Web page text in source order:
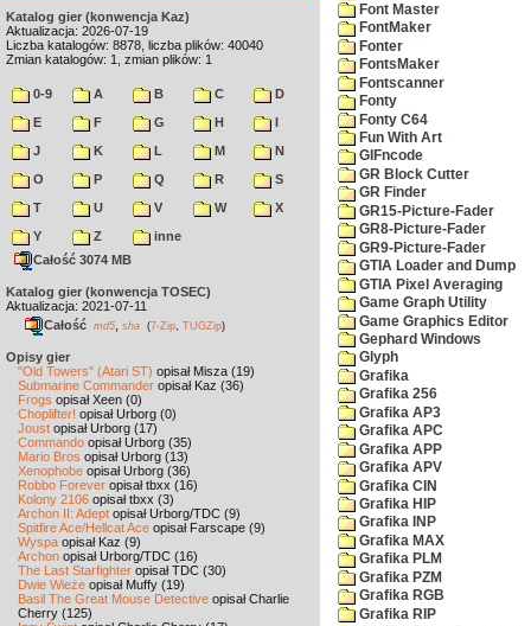
Katalog gier (konwencja Kaz)
Aktualizacja: 2026-07-19
Liczba katalogów: 8878, liczba plików: 40040
Zmian katalogów: 1, zmian plików: 1
0-9 A B C
D
E
F G H
I
J
K L M
N
O
P Q R
S
T
U V W
X
Y
Z
inne
Całość 3074 MB
Katalog gier (konwencja TOSEC)
Aktualizacja: 2021-07-11
Całość md5 sha (7-Zip TUGZip)
Opisy gier
"Old Towers" (Atari ST) opisał Misza (19)
Submarine Commander opisał Kaz (36)
Frogs opisał Xeen (0)
Choplifter! opisał Urborg (0)
Joust opisał Urborg (17)
Commando opisał Urborg (35)
Mario Bros opisał Urborg (13)
Xenophobe opisał Urborg (36)
Robbo Forever opisał tbxx (16)
Kolony 2106 opisał tbxx (3)
Archon II: Adept opisał Urborg/TDC (9)
Spitfire Ace/Hellcat Ace opisał Farscape (9)
Wyspa opisał Kaz (9)
Archon opisał Urborg/TDC (16)
The Last Starfighter opisał TDC (30)
Dwie Wieże opisał Muffy (19)
Basil The Great Mouse Detective opisał Charlie
Cherry (125)
Font Master
FontMaker
Fonter
FontsMaker
Fontscanner
Fonty
Fonty C64
Fun With Art
GIFncode
GR Block Cutter
GR Finder
GR15-Picture-Fader
GR8-Picture-Fader
GR9-Picture-Fader
GTIA Loader and Dump
GTIA Pixel Averaging
Game Graph Utility
Game Graphics Editor
Gephard Windows
Glyph
Grafika
Grafika 256
Grafika AP3
Grafika APC
Grafika APP
Grafika APV
Grafika CIN
Grafika HIP
Grafika INP
Grafika MAX
Grafika PLM
Grafika PZM
Grafika RGB
Grafika RIP